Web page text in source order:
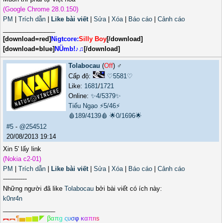
(Google Chrome 28.0.150)
PM
Trích dẫn Like bài viết| Sửa| Xóa| Báo cáo
Cảnh cáo
[download=red] Nigtcore:Silly Boy[/download]
[download=blue] NÜmb!♪♫ [/download]
Tolabocau (Off) ♂️
Cấp độ:
♡5581♡
Like: 1681/1721
Online: ✨4/5379✨
Tiếu Ngạo ⚡5/46⚡
🩸189/4139🩸 🌟0/1696🌟
#5 - @254512
20/08/2013 19:14
Xin 5' lấy link
(Nokia c2-01)
PM
Trích dẫn Like bài viết| Sửa| Xóa| Báo cáo
Cảnh cáo
------------
Những người đã like Tolabocau bởi bài viết có ích này:
k0nr4n
︻︻¶▅▆▇◤ βαπg ςυσφ καπrιs